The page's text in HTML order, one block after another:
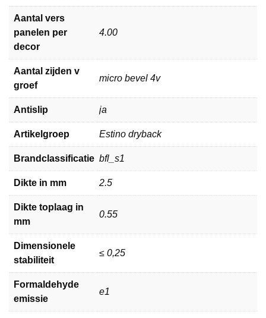
Aantal vers
panelen per
decor
4.00
Aantal zijden v
groef
micro bevel 4v
Antislip ja
Artikelgroep Estino dryback
Brandclassificatie bfl_s1
Dikte in mm 2.5
Dikte toplaag in
mm
0.55
Dimensionele
stabiliteit
≤ 0,25
Formaldehyde
emissie
e1